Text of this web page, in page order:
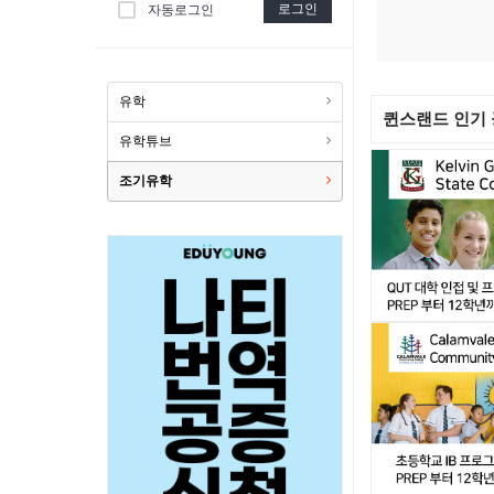
자동로그인 로그인
유학
유학튜브
조기유학
퀸스랜드 인기